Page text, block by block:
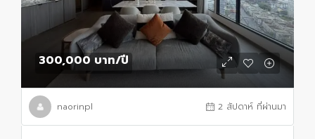
300,000 บาท/ปี
naorinpl 2 สัปดาห์ ที่ผ่านมา